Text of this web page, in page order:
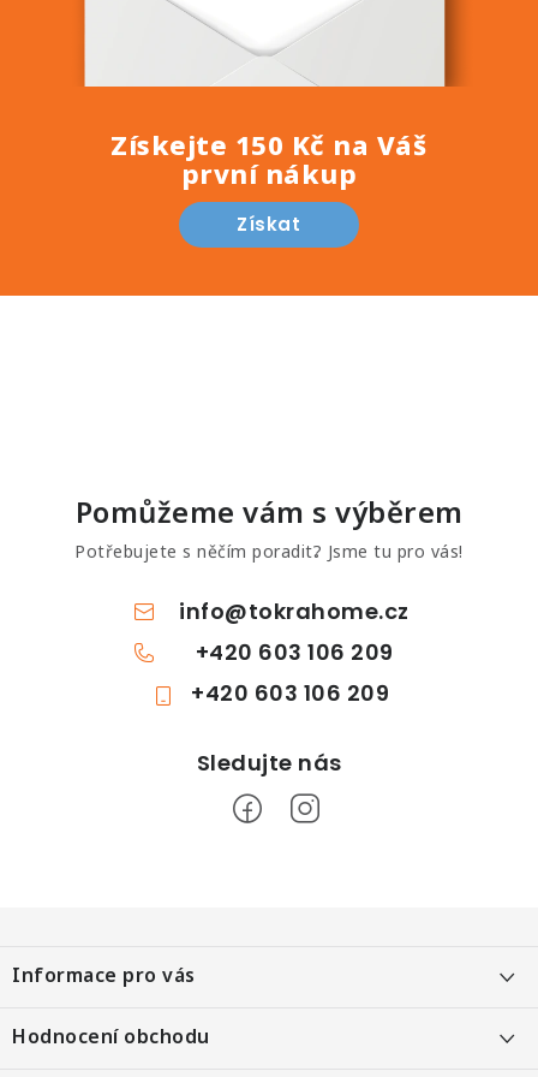
Získejte 150 Kč na Váš
první nákup
Získat
Pomůžeme vám s výběrem
Potřebujete s něčím poradit? Jsme tu pro vás!
info@tokrahome.cz
+420 603 106 209
+420 603 106 209
á
p
a
Informace pro vás
Objednání po telefonu
Hodnocení obchodu